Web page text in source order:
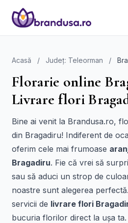
Acasă / Județ: Teleorman /
Florarie online
Livrare flori
Bine ai venit la Brandusa.ro,
din Bragadiru! Indiferent de
oferim cele mai frumoase
Bragadiru. Fie că vrei să
sau să aduci un strop de
noastre sunt alegerea
servicii de livrare flori
bucuria florilor direct la ușa